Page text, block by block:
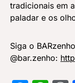
tradicionais em
paladar e os
Siga o
@bar.zenho: